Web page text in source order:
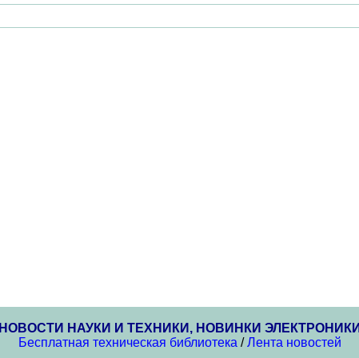
НОВОСТИ НАУКИ И ТЕХНИКИ, НОВИНКИ
Бесплатная техническая библиотека /Лента новостей